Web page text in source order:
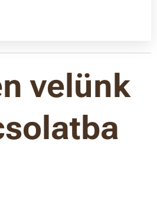
velünk